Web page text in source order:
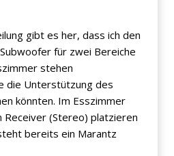
gibt es her, dass ich den
für zwei Bereiche
stehen
die Unterstützung des
könnten. Im Esszimmer
Receiver (Stereo) platzieren
bereits ein Marantz